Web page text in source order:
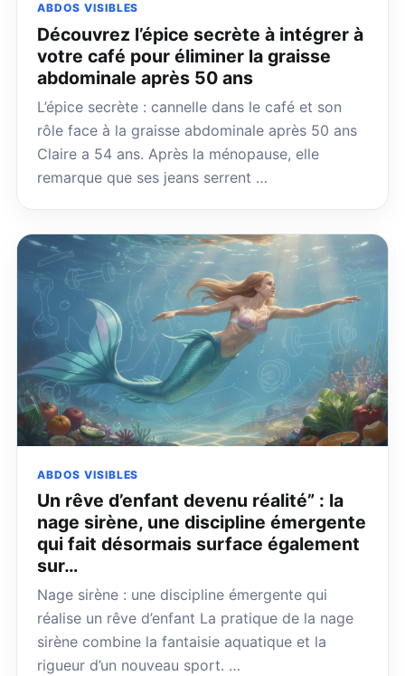
ABDOS VISIBLES
Découvrez l’épice secrète à intégrer à
votre café pour éliminer la graisse
abdominale après 50 ans
L’épice secrète : cannelle dans le café et son
rôle face à la graisse abdominale après 50 ans
Claire a 54 ans. Après la ménopause, elle
remarque que ses jeans serrent …
ABDOS VISIBLES
Un rêve d’enfant devenu réalité” : la
nage sirène, une discipline émergente
qui fait désormais surface également
sur…
Nage sirène : une discipline émergente qui
réalise un rêve d’enfant La pratique de la nage
sirène combine la fantaisie aquatique et la
rigueur d’un nouveau sport. …